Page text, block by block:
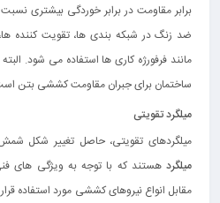
برابر مقاومت در برابر خوردگی بیشتری نسبت
ضد زنگ در شبکه‌ بندی‌ ها، تقویت‌ کننده‌
مانند فرفورژه‌ کاری‌ ها استفاده می‌ شود.
ساختمان برای جبران مقاومت کششی بتن
میلگرد تقویتی
میلگردهای تقویتی، حاصل تغییر شکل
میلگرد هستند که با توجه به ویژگی‌ های
مقابل انواع نیروهای کششی مورد استفاده